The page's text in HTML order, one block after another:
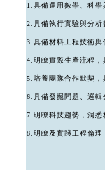
1.具備運用數學、科學
2.具備執行實驗與分析
3.具備材料工程技術與
4.明瞭實際生產流程，
5.培養團隊合作默契，
6.具備發掘問題、邏輯
7.明瞭科技趨勢，洞悉
8.明瞭及實踐工程倫